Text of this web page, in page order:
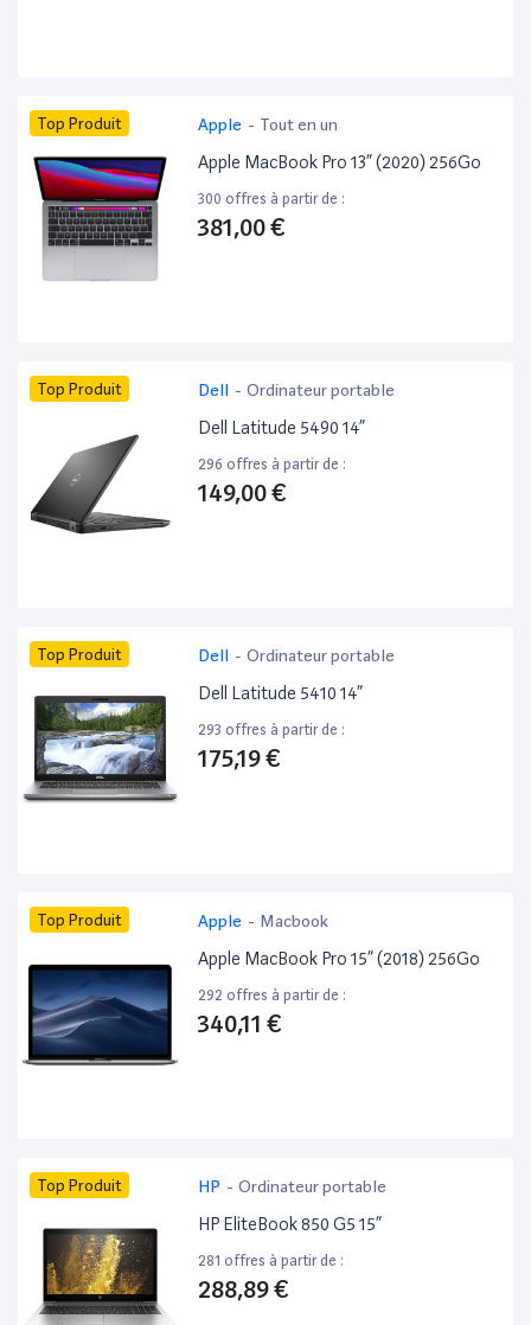
Top Produit Apple - Tout en un
Apple MacBook Pro 13” (2020) 256Go
300 offres à partir de :
381,00 €
Top Produit Dell - Ordinateur portable
Dell Latitude 5490 14”
296 offres à partir de :
149,00 €
Top Produit Dell - Ordinateur portable
Dell Latitude 5410 14”
293 offres à partir de :
175,19 €
Top Produit Apple - Macbook
Apple MacBook Pro 15” (2018) 256Go
292 offres à partir de :
340,11 €
Top Produit HP - Ordinateur portable
HP EliteBook 850 G5 15”
281 offres à partir de :
288,89 €